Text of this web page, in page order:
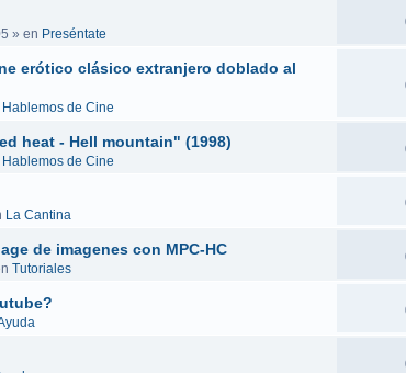
» en Preséntate
erótico clásico extranjero doblado al
Hablemos de Cine
heat - Hell mountain" (1998)
Hablemos de Cine
La Cantina
de imagenes con MPC-HC
Tutoriales